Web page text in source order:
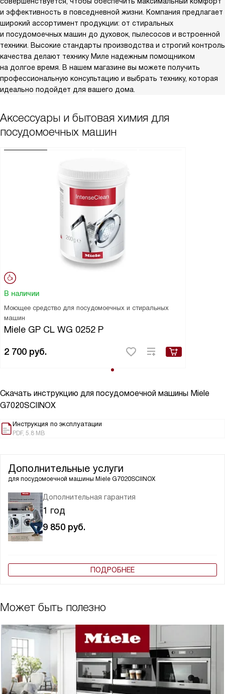
и эффективность в повседневной жизни. Компания предлагает
широкий ассортимент продукции: от стиральных
и посудомоечных машин до духовок, пылесосов и встроенной
техники. Высокие стандарты производства и строгий контроль
качества делают технику Миле надежным помощником
на долгое время. В нашем магазине вы можете получить
профессиональную консультацию и выбрать технику, которая
идеально подойдет для вашего дома.
Аксессуары и бытовая химия для
посудомоечных машин
В наличии
Моющее средство для посудомоечных и стиральных
машин
Miele GP CL WG 0252 P
2 700 руб.
Скачать инструкцию для посудомоечной машины Miele
G7020SCIINOX
Инструкция по эксплуатации
PDF, 5.8 MB
Дополнительные услуги
для посудомоечной машины Miele G7020SCIINOX
Дополнительная гарантия
1 год
9 850 руб.
ПОДРОБНЕЕ
Может быть полезно